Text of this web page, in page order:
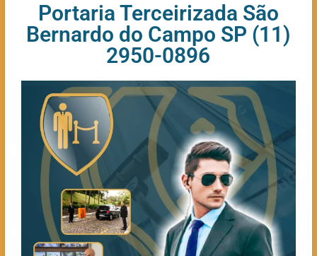
Portaria Terceirizada São
Bernardo do Campo SP (11)
2950-0896